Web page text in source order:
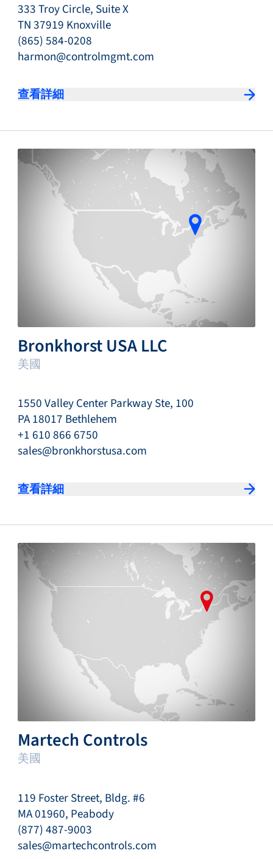
333 Troy Circle, Suite X
TN 37919 Knoxville
(865) 584-0208
harmon@controlmgmt.com
查看詳細
Bronkhorst USA LLC
美國
1550 Valley Center Parkway Ste, 100
PA 18017 Bethlehem
+1 610 866 6750
sales@bronkhorstusa.com
查看詳細
Martech Controls
美國
119 Foster Street, Bldg. #6
MA 01960, Peabody
(877) 487-9003
sales@martechcontrols.com